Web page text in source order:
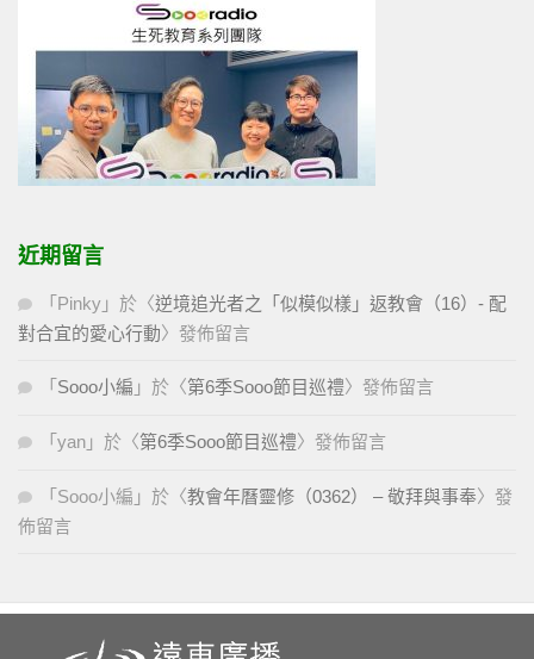
近期留言
「 Pinky 」於〈逆境追光者之「似模似樣」返教會（16）- 配
對合宜的愛心行動〉發佈留言
「 Sooo小編 」於〈第6季Sooo節目巡禮〉發佈留言
「 yan 」於〈第6季Sooo節目巡禮〉發佈留言
「 Sooo小編 」於〈教會年曆靈修（0362） – 敬拜與事奉〉發
佈留言